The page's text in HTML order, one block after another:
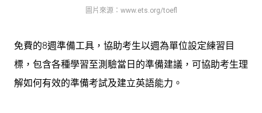
圖片來源：www.ets.org/toefl
免費的8週準備工具，協助考生以週為單位設定練習目
標，包含各種學習至測驗當日的準備建議，可協助考生理
解如何有效的準備考試及建立英語能力。